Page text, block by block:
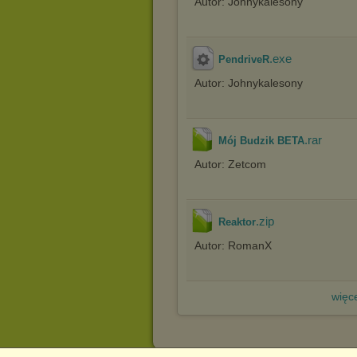
PendriveR.exe
Autor: Johnykalesony
Mój Budzik BETA.rar
Autor: Zetcom
Reaktor.zip
Autor: RomanX